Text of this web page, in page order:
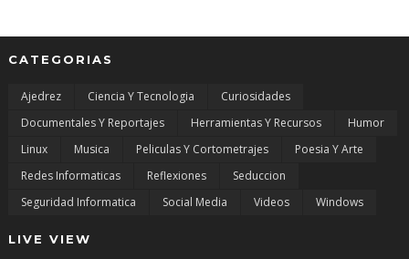
CATEGORIAS
Ajedrez Ciencia Y Tecnologia
Curiosidades
Documentales Y Reportajes
Herramientas Y Recursos
Humor
Linux
Musica Peliculas Y Cortometrajes
Poesia Y Arte
Redes Informaticas
Reflexiones
Seduccion
Seguridad Informatica
Social Media Videos Windows
LIVE VIEW